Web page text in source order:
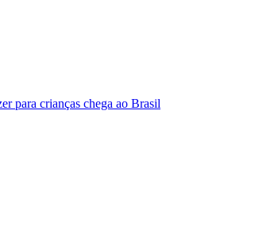
para crianças chega ao Brasil